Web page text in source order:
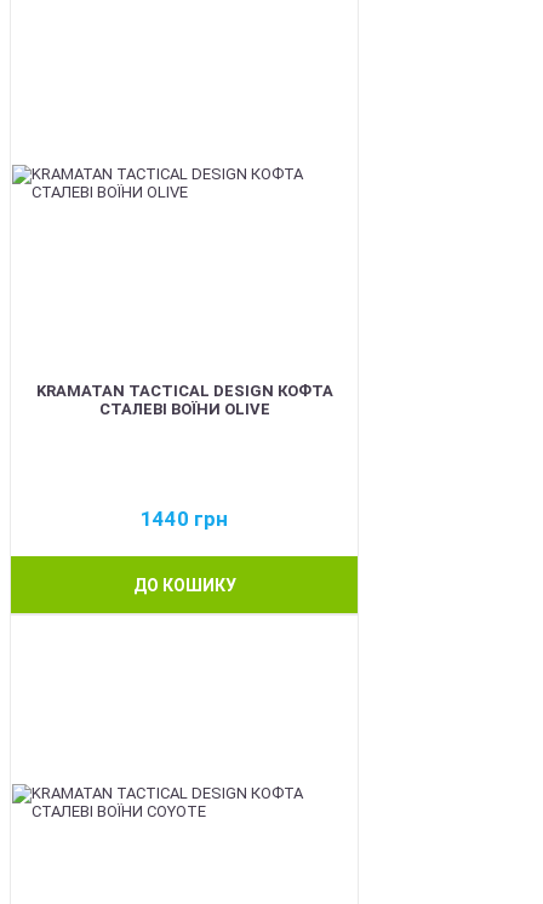
KRAMATAN TACTICAL DESIGN КОФТА
СТАЛЕВІ ВОЇНИ OLIVE
1440 грн
ДО КОШИКУ